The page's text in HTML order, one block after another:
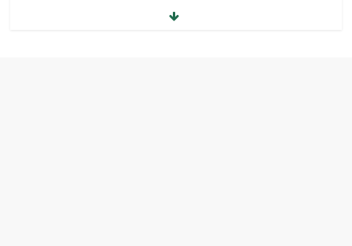
Tự học Tiếng Anh cho người bắt đầu